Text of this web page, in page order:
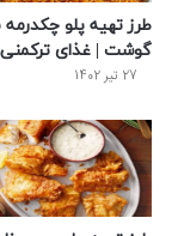
طرز تهیه پلو چکدرمه
گوشت | غذای ترکمنی
27 تیر 1402